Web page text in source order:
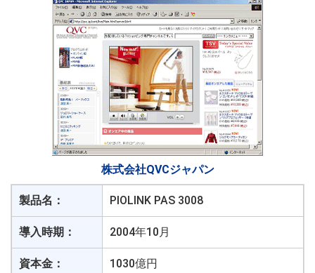
株式会社QVCジャパン
製品名： PIOLINK PAS 3008
導入時期： 2004年10月
資本金： 1030億円